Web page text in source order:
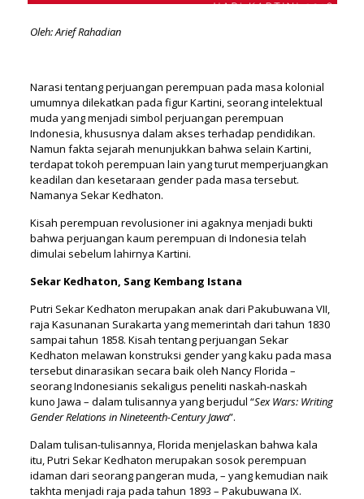
Oleh: Arief Rahadian
Narasi tentang perjuangan perempuan pada masa kolonial
umumnya dilekatkan pada figur Kartini, seorang intelektual
muda yang menjadi simbol perjuangan perempuan
Indonesia, khususnya dalam akses terhadap pendidikan.
Namun fakta sejarah menunjukkan bahwa selain Kartini,
terdapat tokoh perempuan lain yang turut memperjuangkan
keadilan dan kesetaraan gender pada masa tersebut.
Namanya Sekar Kedhaton.
Kisah perempuan revolusioner ini agaknya menjadi bukti
bahwa perjuangan kaum perempuan di Indonesia telah
dimulai sebelum lahirnya Kartini.
Sekar Kedhaton, Sang Kembang Istana
Putri Sekar Kedhaton merupakan anak dari Pakubuwana VII,
raja Kasunanan Surakarta yang memerintah dari tahun 1830
sampai tahun 1858. Kisah tentang perjuangan Sekar
Kedhaton melawan konstruksi gender yang kaku pada masa
tersebut dinarasikan secara baik oleh Nancy Florida –
seorang Indonesianis sekaligus peneliti naskah-naskah
kuno Jawa – dalam tulisannya yang berjudul “Sex Wars: Writing
Gender Relations in Nineteenth-Century Jawa”.
Dalam tulisan-tulisannya, Florida menjelaskan bahwa kala
itu, Putri Sekar Kedhaton merupakan sosok perempuan
idaman dari seorang pangeran muda, – yang kemudian naik
takhta menjadi raja pada tahun 1893 – Pakubuwana IX.